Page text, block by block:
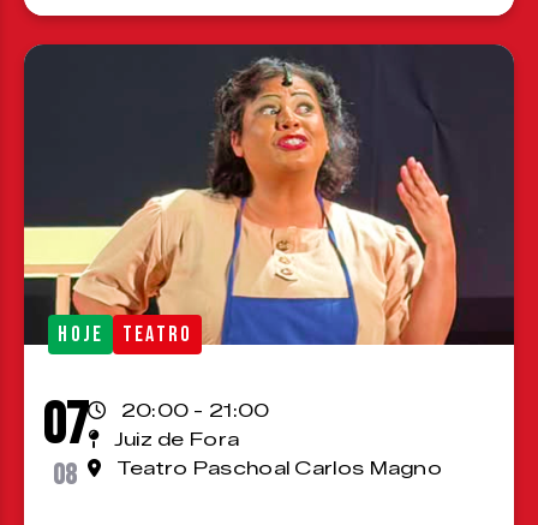
HOJE TEATRO
07
08
20:00 - 21:00
Juiz de Fora
Teatro Paschoal Carlos Magno